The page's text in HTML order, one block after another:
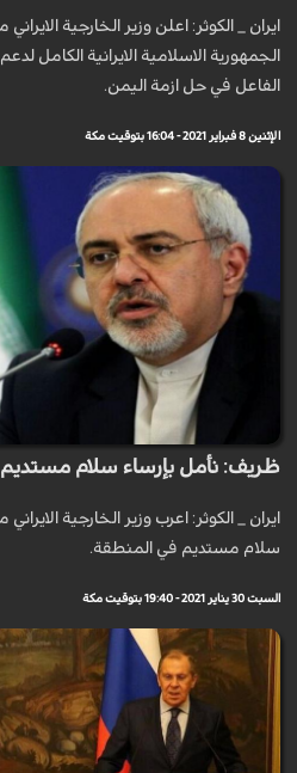
ايران _ الكوثر: اعلن وزير الخارجية
الجمهورية الاسلامية الايرانية الكامل
الفاعل في حل ازمة اليمن.
الإثنين 8 فبراير 2021 - 16:04 بتوقيت مكة
ظريف: نأمل بإرساء سلام
ايران _ الكوثر: اعرب وزير الخارجية
سلام مستديم في المنطقة.
السبت 30 يناير 2021 - 19:40 بتوقيت مكة